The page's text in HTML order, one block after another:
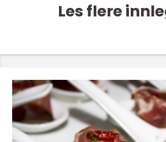
Les flere